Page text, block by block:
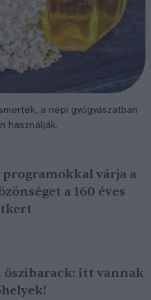
a népi gyógyászatban
használják.
programokkal várja a
a 160 éves
őszibarack: itt vannak